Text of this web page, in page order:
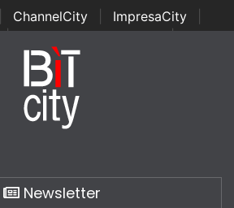
ChannelCity ImpresaCity
| Italian Channel Awards | Italian
Italian Security Awards
Newsletter